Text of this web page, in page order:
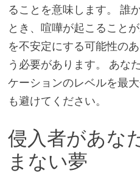
ることを意味します。 誰
とき、喧嘩が起こること
を不安定にする可能性の
う必要があります。 あな
ケーションのレベルを最
も避けてください。
侵入者があな
まない夢